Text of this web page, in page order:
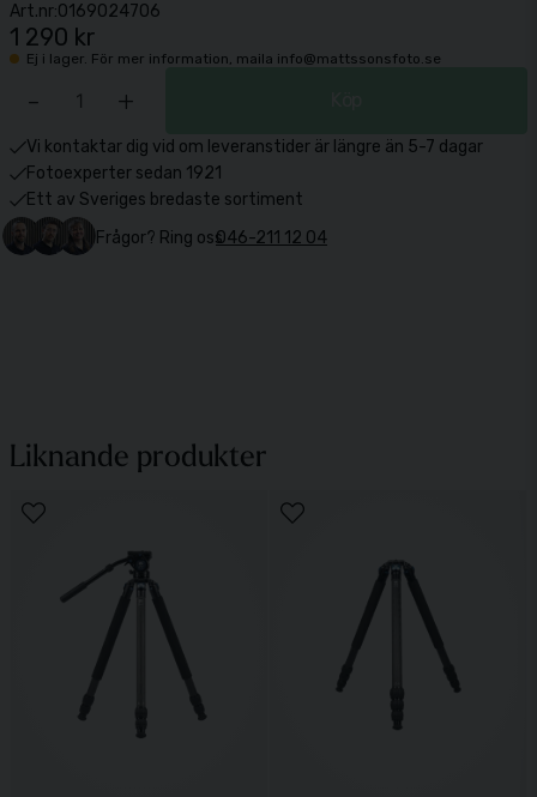
Art.nr:0169024706
1 290 kr
Ej i lager. För mer information, maila info@mattssonsfoto.se
- +
Vi kontaktar dig vid om leveranstider är längre än 5-7 dagar
Fotoexperter sedan 1921
Ett av Sveriges bredaste sortiment
Frågor? Ring oss046-211 12 04
Liknande produkter